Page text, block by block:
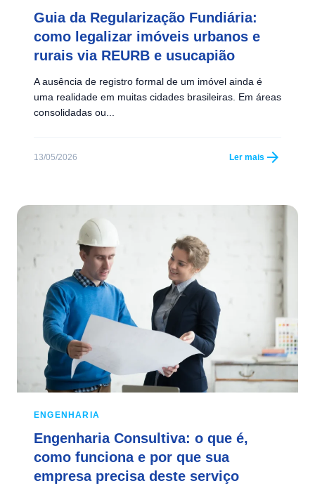
Guia da Regularização Fundiária:
como legalizar imóveis urbanos e
rurais via REURB e usucapião
A ausência de registro formal de um imóvel ainda é
uma realidade em muitas cidades brasileiras. Em áreas
consolidadas ou...
13/05/2026 Ler mais arrow_forward
ENGENHARIA
Engenharia Consultiva: o que é,
como funciona e por que sua
empresa precisa deste serviço